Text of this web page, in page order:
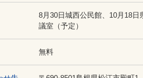
8月30日城西公民館、10月18
議室（予定）
無料